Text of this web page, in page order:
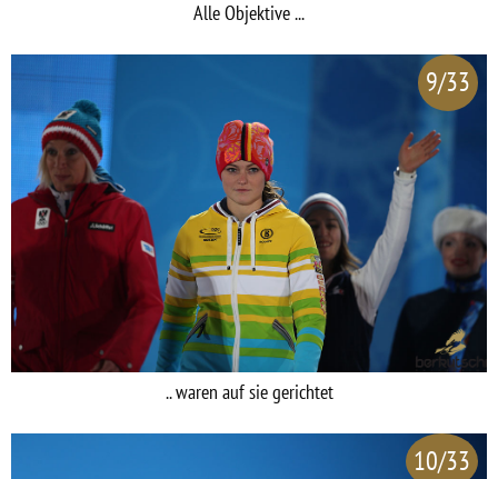
Alle Objektive ...
9/33
.. waren auf sie gerichtet
10/33